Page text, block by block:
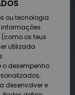
ou tecnologia
os teus
utilizada
desempenho
desenvolver e